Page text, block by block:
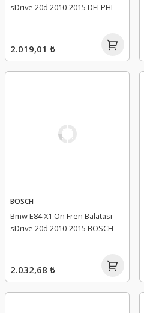
sDrive 20d 2010-2015 DELPHI
2.019,01 ₺
BOSCH
Bmw E84 X1 Ön Fren Balatası
sDrive 20d 2010-2015 BOSCH
2.032,68 ₺